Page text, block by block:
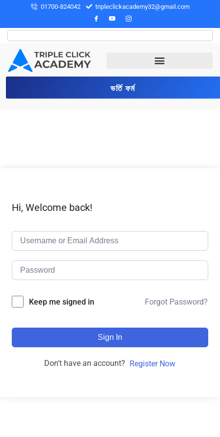
01700-824042 tripleclickacademy32@gmail.com
ভর্তি ফর্ম
Hi, Welcome back!
Keep me signed in Forgot Password?
Sign In
Don't have an account? Register Now